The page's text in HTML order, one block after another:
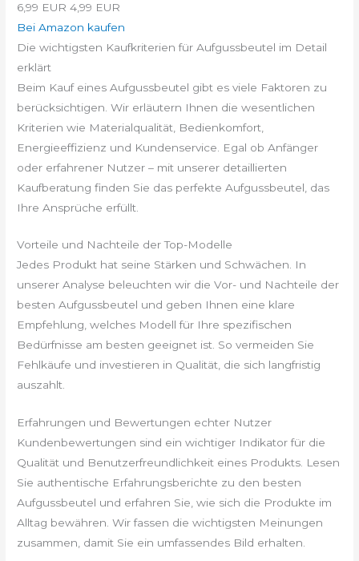
6,99 EUR 4,99 EUR
Bei Amazon kaufen
Die wichtigsten Kaufkriterien für Aufgussbeutel im Detail
erklärt
Beim Kauf eines Aufgussbeutel gibt es viele Faktoren zu
berücksichtigen. Wir erläutern Ihnen die wesentlichen
Kriterien wie Materialqualität, Bedienkomfort,
Energieeffizienz und Kundenservice. Egal ob Anfänger
oder erfahrener Nutzer – mit unserer detaillierten
Kaufberatung finden Sie das perfekte Aufgussbeutel, das
Ihre Ansprüche erfüllt.
Vorteile und Nachteile der Top-Modelle
Jedes Produkt hat seine Stärken und Schwächen. In
unserer Analyse beleuchten wir die Vor- und Nachteile der
besten Aufgussbeutel und geben Ihnen eine klare
Empfehlung, welches Modell für Ihre spezifischen
Bedürfnisse am besten geeignet ist. So vermeiden Sie
Fehlkäufe und investieren in Qualität, die sich langfristig
auszahlt.
Erfahrungen und Bewertungen echter Nutzer
Kundenbewertungen sind ein wichtiger Indikator für die
Qualität und Benutzerfreundlichkeit eines Produkts. Lesen
Sie authentische Erfahrungsberichte zu den besten
Aufgussbeutel und erfahren Sie, wie sich die Produkte im
Alltag bewähren. Wir fassen die wichtigsten Meinungen
zusammen, damit Sie ein umfassendes Bild erhalten.